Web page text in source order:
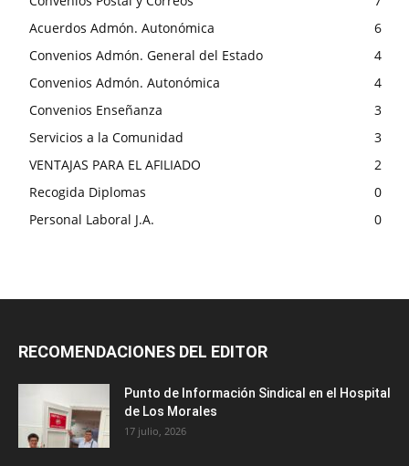
Acuerdos Admón. Autonómica
6
Convenios Admón. General del Estado
4
Convenios Admón. Autonómica
4
Convenios Enseñanza
3
Servicios a la Comunidad
3
VENTAJAS PARA EL AFILIADO
2
Recogida Diplomas
0
Personal Laboral J.A.
0
RECOMENDACIONES DEL EDITOR
Punto de Información Sindical en el Hospital
de Los Morales
17 julio, 2026